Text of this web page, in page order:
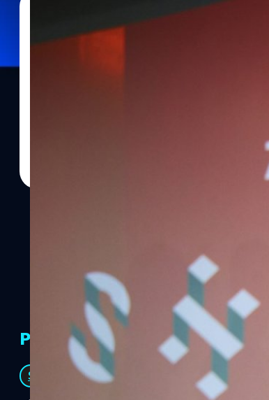
Cholly Wachananont
ห้ามพลาด Thailand Zocial Awards
ไวซ์ไซท์ (ประเทศไทย) ผู้ให้บริการด้านการวิเคราะห์ข้อมูล
ระดับบรรทัดฐานการใช้โซเชียลมีเดียอย่างสร้างสรรค์และ
Awards 2020” งานประกาศรางวัลสำหรับคนโซเชียล ที่
บุคคลในวงการบันเทิง ที่ทำผลงานได้ดีเยี่ยม โดย จัดต่อเ
ยิ่งใหญ่ 2 วันเต็ม และการรวมตัวของ โซเชียลแพลตฟอร์ม
การทำงานกับโซเชียลมีเดีย ด้วยการวัดผลข้อมูลโซเชีย
ได้แม่นยำที่สุดผ่านเครื่องมือของเรา” นายกล้ากล่าว ซึ่ง
PR Partners
See All